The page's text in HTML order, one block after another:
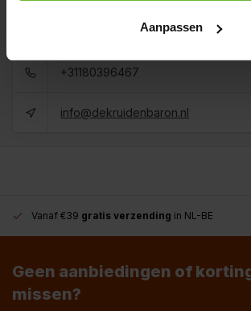
Aanpassen
Kunnen we je helpen?
+31180396467
info@dekruidenbaron.nl
Vanaf €39 gratis verzending in NL-BE
Geen aanbiedingen of
missen?